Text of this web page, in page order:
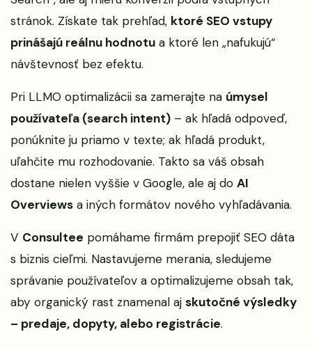
stránok. Získate tak prehľad, ktoré SEO vstupy
prinášajú reálnu hodnotu a ktoré len „nafukujú“
návštevnosť bez efektu.
Pri LLMO optimalizácii sa zamerajte na úmysel
používateľa (search intent) – ak hľadá odpoveď,
ponúknite ju priamo v texte; ak hľadá produkt,
uľahčite mu rozhodovanie. Takto sa váš obsah
dostane nielen vyššie v Google, ale aj do AI
Overviews a iných formátov nového vyhľadávania.
V Consultee pomáhame firmám prepojiť SEO dáta
s biznis cieľmi. Nastavujeme merania, sledujeme
správanie používateľov a optimalizujeme obsah tak,
aby organický rast znamenal aj skutočné výsledky
– predaje, dopyty, alebo registrácie.